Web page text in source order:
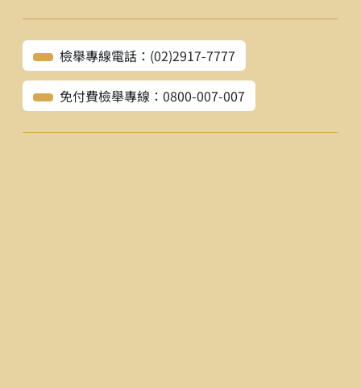
檢舉專線電話：(02)2917-7777
免付費檢舉專線：0800-007-007